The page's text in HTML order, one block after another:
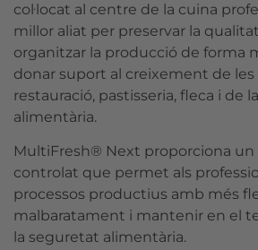
col·locat al centre de la cuina
millor aliat per preservar la
organitzar la producció de forma
donar suport al creixement de
restauració, pastisseria, fleca i de
alimentària.
MultiFresh® Next proporciona
controlat que permet als
processos productius amb més
malbaratament i mantenir en el
la seguretat alimentària.